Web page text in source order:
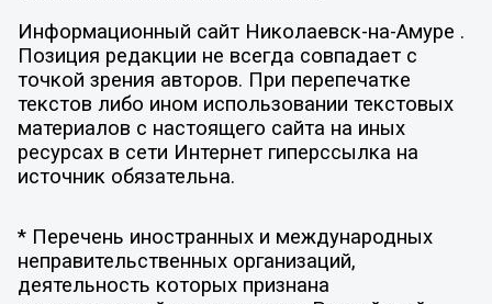
Информационный сайт Николаевск-на-Амуре .
Позиция редакции не всегда совпадает с
точкой зрения авторов. При перепечатке
текстов либо ином использовании текстовых
материалов с настоящего сайта на иных
ресурсах в сети Интернет гиперссылка на
источник обязательна.
* Перечень иностранных и международных
неправительственных организаций,
деятельность которых признана